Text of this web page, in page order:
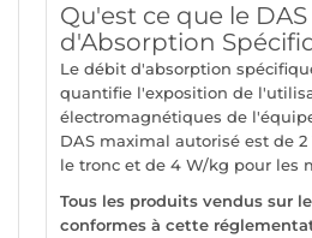
Qu'est ce que le
d'Absorption
Le débit d'absorption
quantifie l'exposition de
électromagnétiques de
DAS maximal autorisé est de
le tronc et de 4 W/kg pour les
Tous les produits vendus sur
conformes à cette